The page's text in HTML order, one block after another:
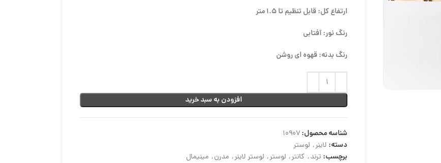
ارتفاع کل: قابل تنظیم تا 1.5 متر
رنگ نور: آفتابی
رنگ بدنه: قهوه ای روشن
افزودن به سبد خرید
شناسه محصول:10907
دسته: لاینر, لوستر
برچسب: ترند, کانتر, لوستر, لوستر لاینر, مدرن, مینیمال